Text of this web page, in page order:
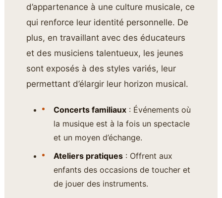
d’appartenance à une culture musicale, ce
qui renforce leur identité personnelle. De
plus, en travaillant avec des éducateurs
et des musiciens talentueux, les jeunes
sont exposés à des styles variés, leur
permettant d’élargir leur horizon musical.
Concerts familiaux: Événements où
la musique est à la fois un spectacle
et un moyen d’échange.
Ateliers pratiques: Offrent aux
enfants des occasions de toucher et
de jouer des instruments.